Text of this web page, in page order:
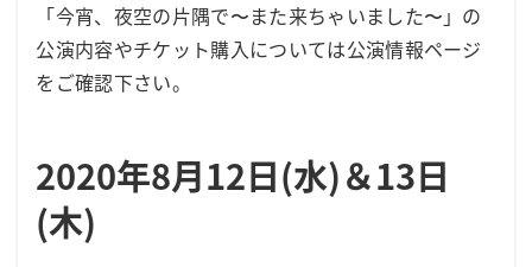
「今宵、夜空の片隅で〜また来ちゃいました〜」の
公演内容やチケット購入については公演情報ページ
をご確認下さい。
2020年8月12日(水)＆13日
(木)